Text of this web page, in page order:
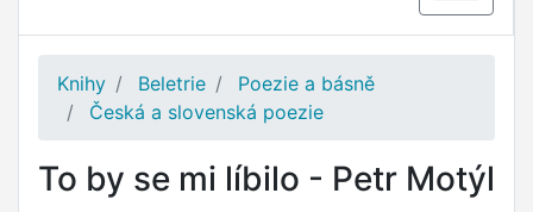
Knihy Beletrie
Poezie a básně
Česká a slovenská poezie
To by se mi líbilo - Petr Motýl